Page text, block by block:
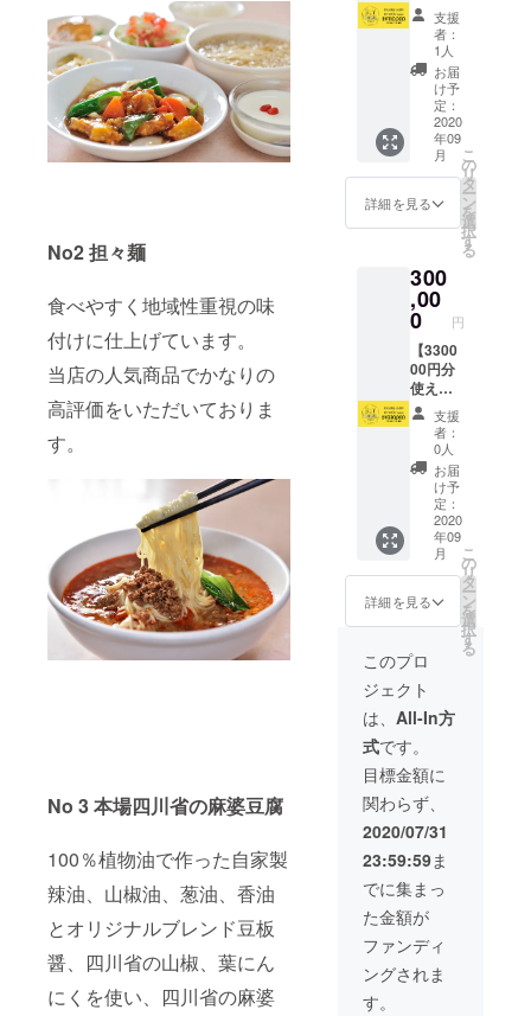
No2 担々麺
食べやすく地域性重視の味
付けに仕上げています。
当店の人気商品でかなりの
高評価をいただいておりま
す。
No 3 本場四川省の麻婆豆腐
100％植物油で作った自家製
辣油、山椒油、葱油、香油
とオリジナルブレンド豆板
醤、四川省の山椒、葉にん
にくを使い、四川省の麻婆
必須に
なって
おりま
すが、
カード
の配送
はいた
しませ
ん。受
け渡し
時のご
報とし
て使用
させて
す。
限は
2021年
2月末日
までと
なりま
す。 ※
有効期
限を過
ぎます
と、残
高は無
気をつ
けくだ
さい。
※「お届
け先情
報」が
必須に
なって
おりま
すが、
カード
の配送
はいた
しませ
ん。受
け渡し
時のご
本人確
報とし
させて
頂きま
す。
より心
からの
お礼の
メッ
セージ
をお伝
えしま
す。 ※
カード
は2020
年9月1
日以降
店舗に
てお受
け取り
くださ
い。 ※
有効期
限は
2021年
2月末日
までと
なりま
す。 ※
有効期
限を過
ぎます
と、残
高は無
効とな
ります
気をつ
けくだ
さい。
※「お届
け先情
報」が
必須に
なって
おりま
すが、
カード
の配送
はいた
しませ
ん。受
け渡し
時のご
本人確
のBUY
LOCAL
nagoya
カー
ド】 ・
店舗で
使える
110000
円分の
食券
カード
をお渡
す。 ・
カード
受け渡
し時
に、店
舗ス
タッフ
より心
からの
お礼の
メッ
セージ
をお伝
えしま
す。 ※
カード
は2020
年9月1
日以降
された
店舗に
てお受
け取り
くださ
い。 ※
有効期
限は
2021年
2月末日
までと
なりま
す。 ※
有効期
限を過
ぎます
と、残
高は無
支援
者：
1人
お届
け予
定：
2020
年09
月
詳細を見る
こ
の
リ
タ
ー
ン
を
選
択
す
る
300
,00
0 円
【3300
00円分
使える
のBUY
LOCAL
nagoya
カー
ド】 ・
店舗で
使える
330000
円分の
カー食
券ドを
お渡し
ます。
・カー
ド受け
渡し時
に、店
舗ス
タッフ
より心
からの
お礼の
メッ
セージ
をお伝
えしま
す。 ※
カード
は2020
年9月1
支援
者：
0人
お届
け予
定：
2020
年09
月
詳細を見る
こ
の
リ
タ
ー
ン
を
選
択
す
る
このプロ
ジェクト
は、 All-In方
式です。
目標金額に
関わらず、
2020/07/31
23:59:59ま
でに集まっ
た金額が
ファンディ
ングされま
す。